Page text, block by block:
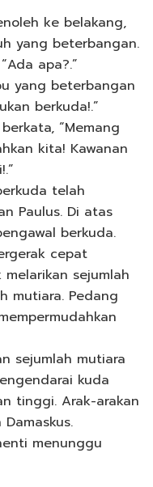
ke belakang,
yang beterbangan.
apa?.”
yang beterbangan
berkuda!.”
“Memang
kita! Kawanan
telah
Paulus. Di atas
berkuda.
cepat
sejumlah
mutiara. Pedang
sejumlah mutiara
kuda
tinggi. Arak-arakan
menunggu